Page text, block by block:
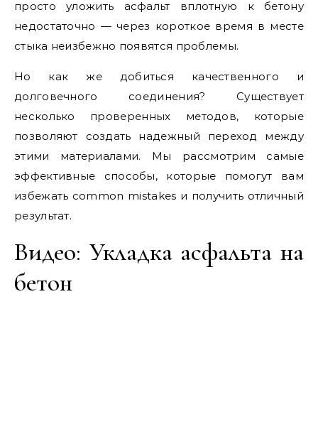
просто уложить асфальт вплотную к бетону
недостаточно — через короткое время в месте
стыка неизбежно появятся проблемы.
Но как же добиться качественного и
долговечного соединения? Существует
несколько проверенных методов, которые
позволяют создать надежный переход между
этими материалами. Мы рассмотрим самые
эффективные способы, которые помогут вам
избежать common mistakes и получить отличный
результат.
Видео: Укладка асфальта на
бетон